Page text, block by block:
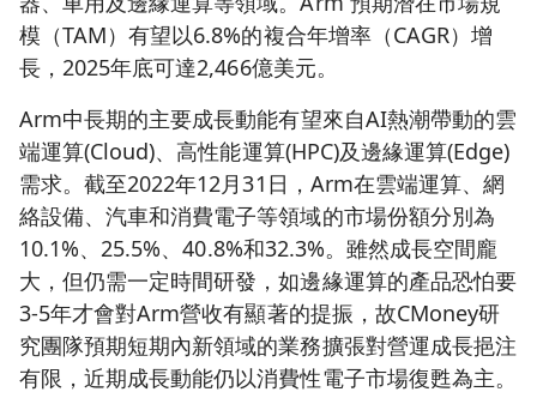
模（TAM）有望以6.8%的複合年增率（CAGR）增
長，2025年底可達2,466億美元。
Arm中長期的主要成長動能有望來自AI熱潮帶動的雲
端運算(Cloud)、高性能運算(HPC)及邊緣運算(Edge)
需求。截至2022年12月31日，Arm在雲端運算、網
絡設備、汽車和消費電子等領域的市場份額分別為
10.1%、25.5%、40.8%和32.3%。雖然成長空間龐
大，但仍需一定時間研發，如邊緣運算的產品恐怕要
3-5年才會對Arm營收有顯著的提振，故CMoney研
究團隊預期短期內新領域的業務擴張對營運成長挹注
有限，近期成長動能仍以消費性電子市場復甦為主。